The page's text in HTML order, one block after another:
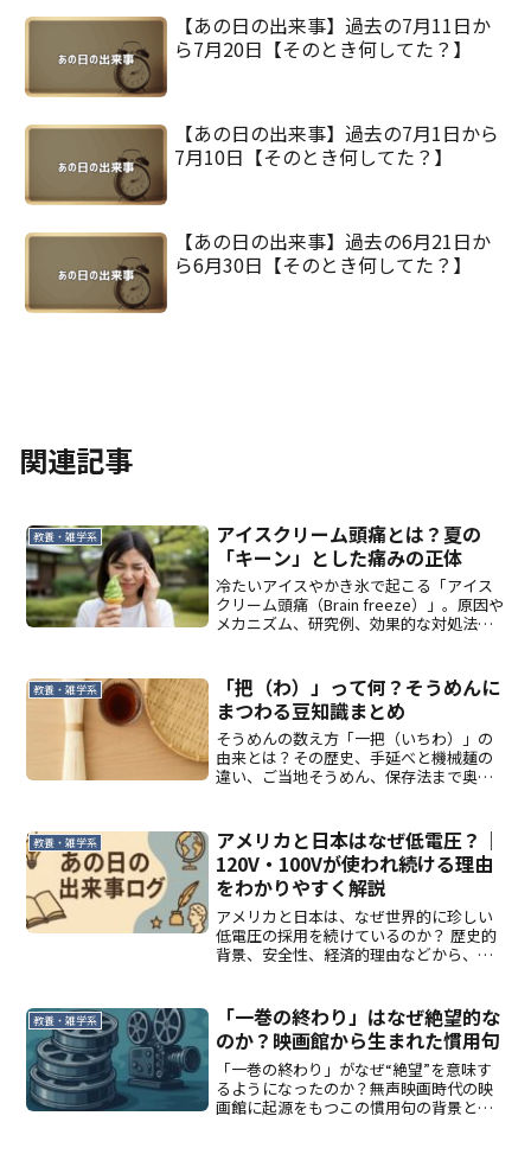
【あの日の出来事】過去の7月11日か
ら7月20日【そのとき何してた？】
【あの日の出来事】過去の7月1日から
7月10日【そのとき何してた？】
【あの日の出来事】過去の6月21日か
ら6月30日【そのとき何してた？】
関連記事
教養・雑学系
アイスクリーム頭痛とは？夏の
「キーン」とした痛みの正体
冷たいアイスやかき氷で起こる「アイス
クリーム頭痛（Brain freeze）」。原因や
メカニズム、研究例、効果的な対処法・
教養・雑学系
「把（わ）」って何？そうめんに
まつわる豆知識まとめ
そうめんの数え方「一把（いちわ）」の
由来とは？その歴史、手延べと機械麺の
違い、ご当地そうめん、保存法まで奥深
教養・雑学系
アメリカと日本はなぜ低電圧？｜
120V・100Vが使われ続ける理由
をわかりやすく解説
アメリカと日本は、なぜ世界的に珍しい
低電圧の採用を続けているのか？ 歴史的
背景、安全性、経済的理由などから、電
教養・雑学系
「一巻の終わり」はなぜ絶望的な
のか？映画館から生まれた慣用句
「一巻の終わり」がなぜ“絶望”を意味す
るようになったのか？無声映画時代の映
画館に起源をもつこの慣用句の背景と意